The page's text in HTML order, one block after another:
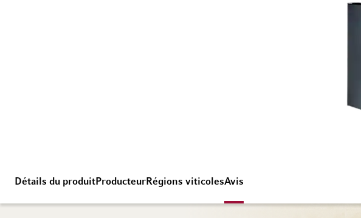
Détails du produitProducteurRégions viticolesAvis